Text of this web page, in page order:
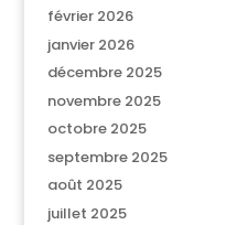
février 2026
janvier 2026
décembre 2025
novembre 2025
octobre 2025
septembre 2025
août 2025
juillet 2025